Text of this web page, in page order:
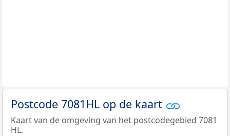
Postcode 7081HL op de kaart
Kaart van de omgeving van het postcodegebied 7081
HL.